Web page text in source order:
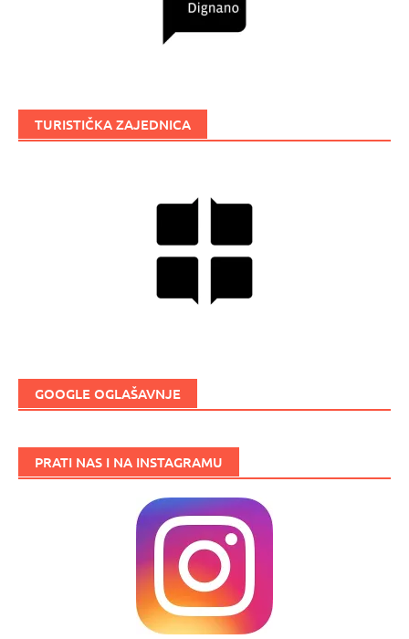
TURISTIČKA ZAJEDNICA
GOOGLE OGLAŠAVNJE
PRATI NAS I NA INSTAGRAMU